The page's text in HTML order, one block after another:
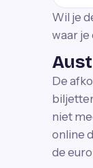
Wil je
waar je
De
niet
online
de